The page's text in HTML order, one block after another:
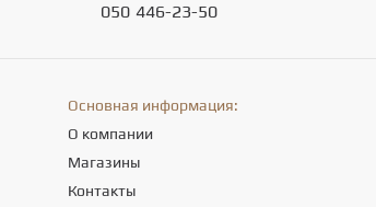
050 446-23-50
Основная информация:
О компании
Магазины
Контакты